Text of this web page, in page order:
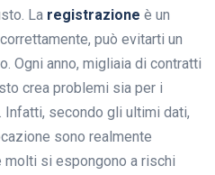
La registrazione è un
può evitarti un
Ogni anno, migliaia di contratti
crea problemi sia per i
. Infatti, secondo gli ultimi dati,
sono realmente
si espongono a rischi